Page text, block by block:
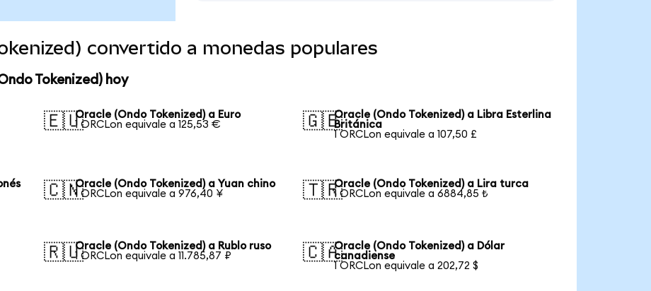
convertido a monedas populares
Tokenized) hoy
🇪🇺Oracle (Ondo Tokenized) a Euro
1 ORCLon equivale a 125,53 €
🇬🇧Oracle (Ondo Tokenized) a Libra Esterlina
Británica
1 ORCLon equivale a 107,50 £
🇨🇳Oracle (Ondo Tokenized) a Yuan chino
1 ORCLon equivale a 976,40 ¥
🇹🇷Oracle (Ondo Tokenized) a Lira turca
1 ORCLon equivale a 6884,85 ₺
🇷🇺Oracle (Ondo Tokenized) a Rublo ruso
1 ORCLon equivale a 11.785,87 ₽
🇨🇦Oracle (Ondo Tokenized) a Dólar
canadiense
1 ORCLon equivale a 202,72 $